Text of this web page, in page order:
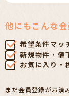
他にもこんな
希望条件マッ
新規物件・値
お気に入り・
まだ会員登録がお済